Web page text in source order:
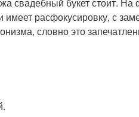
расфокусировку, с
словно это